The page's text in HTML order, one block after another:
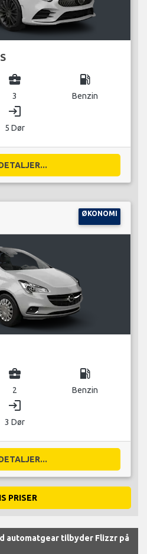
business_center
3
local_gas_station
Benzin
login
5 Dør
ØKONOMI
business_center
2
local_gas_station
Benzin
login
3 Dør
PRISER
automatgear tilbyder Flizzr på